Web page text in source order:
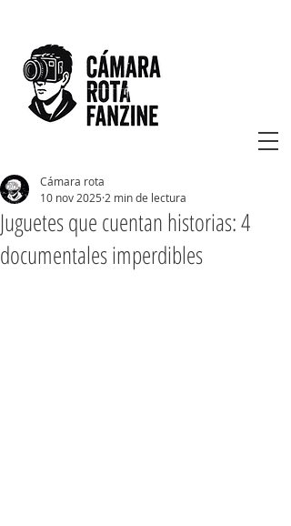
Juguetes que cuentan historias: 4
documentales imperdibles
Cámara rota
10 nov 2025 2 min de lectura